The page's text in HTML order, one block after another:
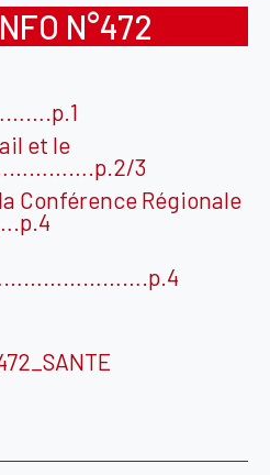
N°472
et le
3
Conférence Régionale